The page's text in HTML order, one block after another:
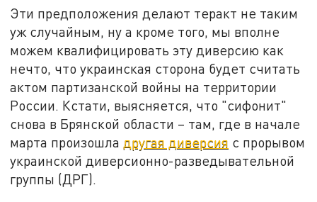
Эти предположения делают теракт не таким
уж случайным, ну а кроме того, мы вполне
можем квалифицировать эту диверсию как
нечто, что украинская сторона будет считать
актом партизанской войны на территории
России. Кстати, выясняется, что "сифонит"
снова в Брянской области – там, где в начале
марта произошла другая диверсия с прорывом
украинской диверсионно-разведывательной
группы (ДРГ).